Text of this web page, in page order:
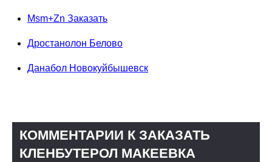
Msm+Zn Заказать
Дростанолон Белово
Данабол Новокуйбышевск
КОММЕНТАРИИ К ЗАКАЗАТЬ
КЛЕНБУТЕРОЛ МАКЕЕВКА